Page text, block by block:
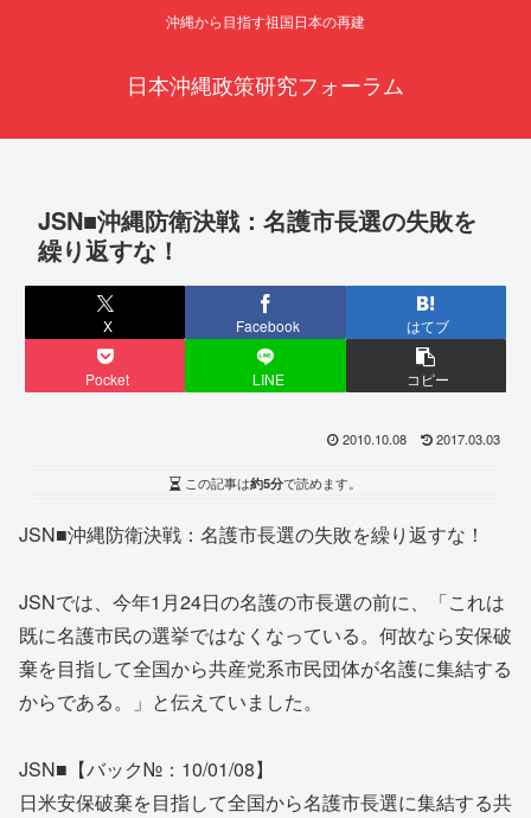
沖縄から目指す祖国日本の再建
日本沖縄政策研究フォーラム
JSN■沖縄防衛決戦：名護市長選の失敗を
繰り返すな！
X Facebook はてブ
Pocket LINE コピー
2010.10.08 2017.03.03
この記事は約5分で読めます。
JSN■沖縄防衛決戦：名護市長選の失敗を繰り返すな！
JSNでは、今年1月24日の名護の市長選の前に、「これは
既に名護市民の選挙ではなくなっている。何故なら安保破
棄を目指して全国から共産党系市民団体が名護に集結する
からである。」と伝えていました。
JSN■【バック№：10/01/08】
日米安保破棄を目指して全国から名護市長選に集結する共